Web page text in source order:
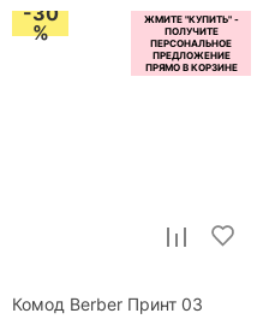
-30
%
Комод Berber Принт 03